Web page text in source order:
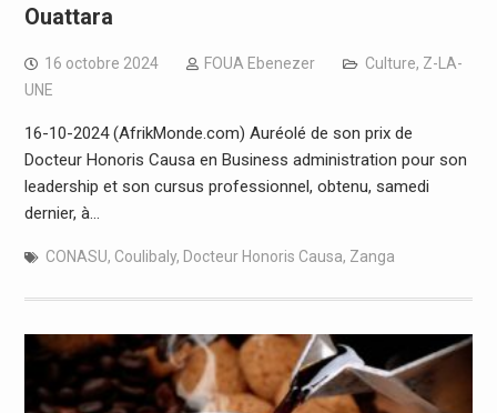
Ouattara
16 octobre 2024 FOUA Ebenezer Culture, Z-LA-
UNE
16-10-2024 (AfrikMonde.com) Auréolé de son prix de
Docteur Honoris Causa en Business administration pour son
leadership et son cursus professionnel, obtenu, samedi
dernier, à…
CONASU, Coulibaly, Docteur Honoris Causa, Zanga